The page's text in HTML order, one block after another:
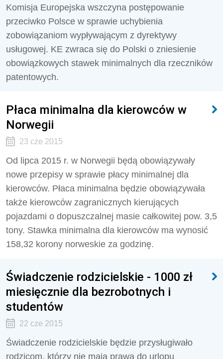
Komisja Europejska wszczyna postępowanie
przeciwko Polsce w sprawie uchybienia
zobowiązaniom wypływającym z dyrektywy
usługowej. KE zwraca się do Polski o zniesienie
obowiązkowych stawek minimalnych dla rzeczników
patentowych.
Płaca minimalna dla kierowców w
Norwegii
23 cze 2015
Od lipca 2015 r. w Norwegii będą obowiązywały
nowe przepisy w sprawie płacy minimalnej dla
kierowców. Płaca minimalna będzie obowiązywała
także kierowców zagranicznych kierujących
pojazdami o dopuszczalnej masie całkowitej pow. 3,5
tony. Stawka minimalna dla kierowców ma wynosić
158,32 korony norweskie za godzinę.
Świadczenie rodzicielskie - 1000 zł
miesięcznie dla bezrobotnych i
studentów
22 cze 2015
Świadczenie rodzicielskie będzie przysługiwało
rodzicom, którzy nie mają prawa do urlopu